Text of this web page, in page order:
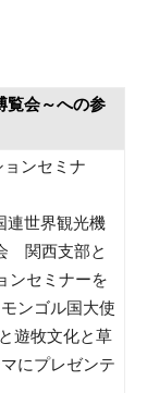
覧会～への参
ンセミナ
連世界観光機
関西支部と
ンセミナーを
ンゴル国大使
遊牧文化と草
にプレゼンテ